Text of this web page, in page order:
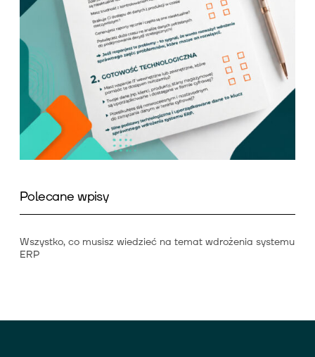
Polecane wpisy
Wszystko, co musisz wiedzieć na temat wdrożenia systemu
ERP